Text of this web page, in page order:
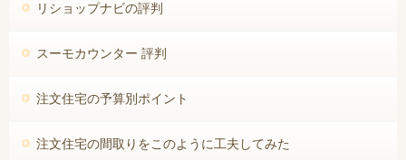
リショップナビの評判
スーモカウンター 評判
注文住宅の予算別ポイント
注文住宅の間取りをこのように工夫してみた